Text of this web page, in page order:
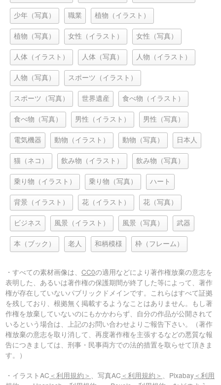
少年（写真） 職業 植物（イラスト）
植物（写真） 女性（イラスト） 女性（写真）
人体（イラスト） 人体（写真） 人物（イラスト）
人物（写真） スポーツ（イラスト）
スポーツ（写真） 世界遺産 食べ物（イラスト）
食べ物（写真） 男性（イラスト） 男性（写真）
電気機器 動物（イラスト） 動物（写真） 日本人
猫（ネコ） 飲み物（イラスト） 飲み物（写真）
乗り物（イラスト） 乗り物（写真） ハート
背景（イラスト） 花（イラスト） 花（写真）
ビジネス 風景（イラスト） 風景（写真） 武器
本（ブック） 老人 和柄模様 枠（フレーム）
・すべての素材画像は、CC0の適用などにより著作権放棄の意志を
表明した、あるいは著作権の保護期間が終了した等によって、著作
権が存在していないパブリックドメインです。これらはすべて証拠
を残しており、根拠無く掲載するようなことはありません。もし著
作権を放棄していないのにもかかわらず、自分の作品が公開されて
いるという場合は、上記のお問い合わせよりご報告下さい。（著作
権放棄の意志を取り消して、再度著作権を主張するなどの悪質な報
告につきましては、刑事・民事両方での法的措置を取らせて頂きま
す。）
・イラストAC ＜利用規約＞ 、写真AC ＜利用規約＞ 、Pixabay ＜利用